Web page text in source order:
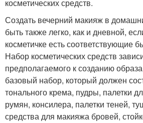
косметических средств.
Создать вечерний макияж в
быть также легко, как и дневной,
косметичке есть соответствующие
Набор косметических средств
предполагаемого к созданию
базовый набор, который должен
тонального крема, пудры, палетки
румян, консилера, палетки теней,
средства для макияжа бровей,